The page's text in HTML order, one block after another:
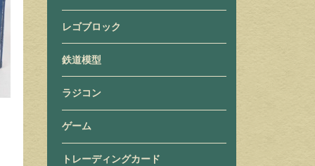
レゴブロック
鉄道模型
ラジコン
ゲーム
トレーディングカード